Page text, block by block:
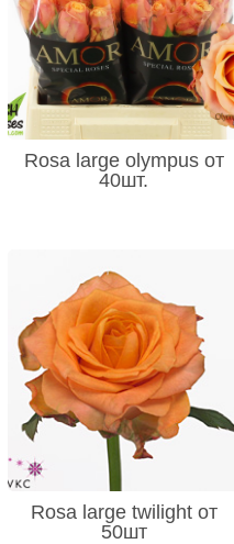
Rosa large olympus от
40шт.
Rosa large twilight от
50шт